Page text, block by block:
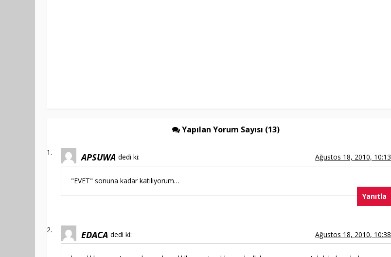
Yapılan Yorum Sayısı (13)
APSUWA dedi ki: Ağustos 18, 2010, 10:13
"EVET" sonuna kadar katılıyorum…
Yanıtla
EDACA dedi ki: Ağustos 18, 2010, 10:38